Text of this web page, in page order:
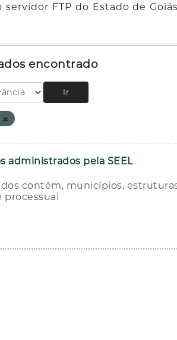
servidor FTP do Estado de
encontrado
Ir
administrados pela SEEL
contém, municípios,